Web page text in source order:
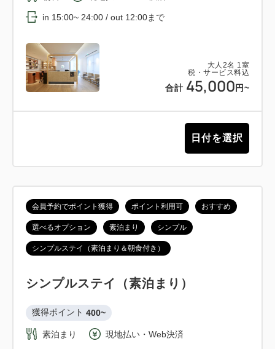
大人 2名 1 室
税・サービス料込
合計 45,000 円~
in 15:00~ 24:00 / out 12:00まで
日付を選択
会員予約でポイント獲得 ポイント利用可 おすすめ
選べるオプション 素泊まり シンプル
シンプルステイ（素泊まり＆朝食付き）
シンプルステイ（素泊まり）
獲得ポイント 400~
素泊まり 現地払い・Web決済